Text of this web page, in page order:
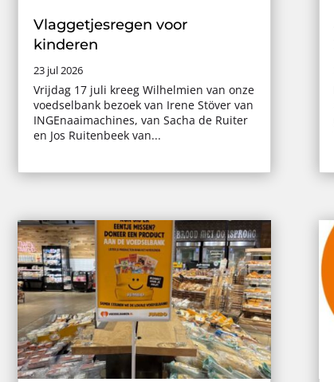
Vlaggetjesregen voor
kinderen
23 jul 2026
Vrijdag 17 juli kreeg Wilhelmien van onze
voedselbank bezoek van Irene Stöver van
INGEnaaimachines, van Sacha de Ruiter
en Jos Ruitenbeek van...